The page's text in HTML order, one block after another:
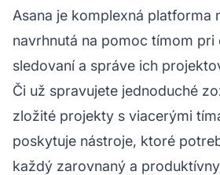
Asana je komplexná platforma
navrhnutá na pomoc tímom pri
sledovaní a správe ich
Či už spravujete jednoduché
zložité projekty s viacerými
poskytuje nástroje, ktoré
každý zarovnaný a